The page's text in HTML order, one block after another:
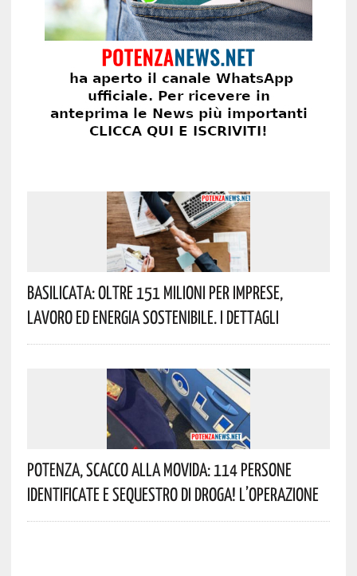
Basilicata: Oltre 151 Milioni Per Imprese,
Lavoro Ed Energia Sostenibile. I Dettagli
Potenza, Scacco Alla Movida: 114 Persone
Identificate E Sequestro Di Droga! L’operazione